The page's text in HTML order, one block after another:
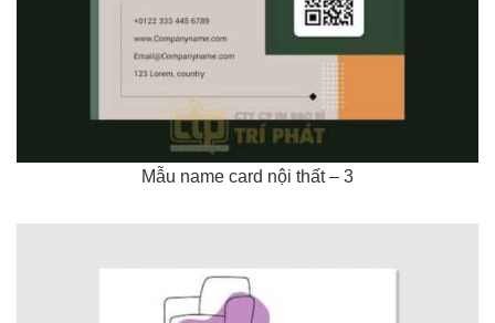
Mẫu name card nội thất – 3